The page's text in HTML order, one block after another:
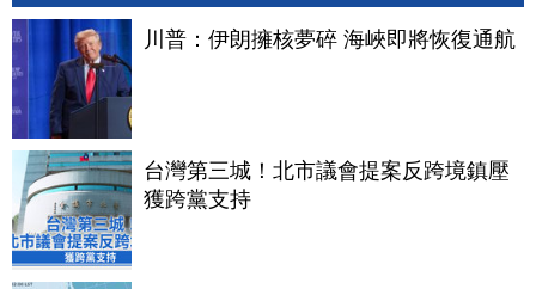
川普：伊朗擁核夢碎 海峽即將恢復通航
台灣第三城！北市議會提案反跨境鎮壓
獲跨黨支持